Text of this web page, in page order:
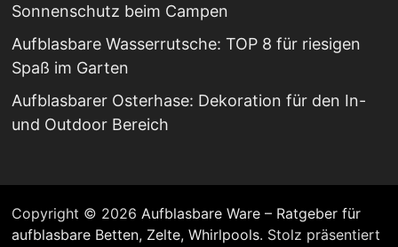
Sonnenschutz beim Campen
Aufblasbare Wasserrutsche: TOP 8 für riesigen
Spaß im Garten
Aufblasbarer Osterhase: Dekoration für den In-
und Outdoor Bereich
Copyright © 2026 Aufblasbare Ware – Ratgeber für
aufblasbare Betten, Zelte, Whirlpools. Stolz präsentiert